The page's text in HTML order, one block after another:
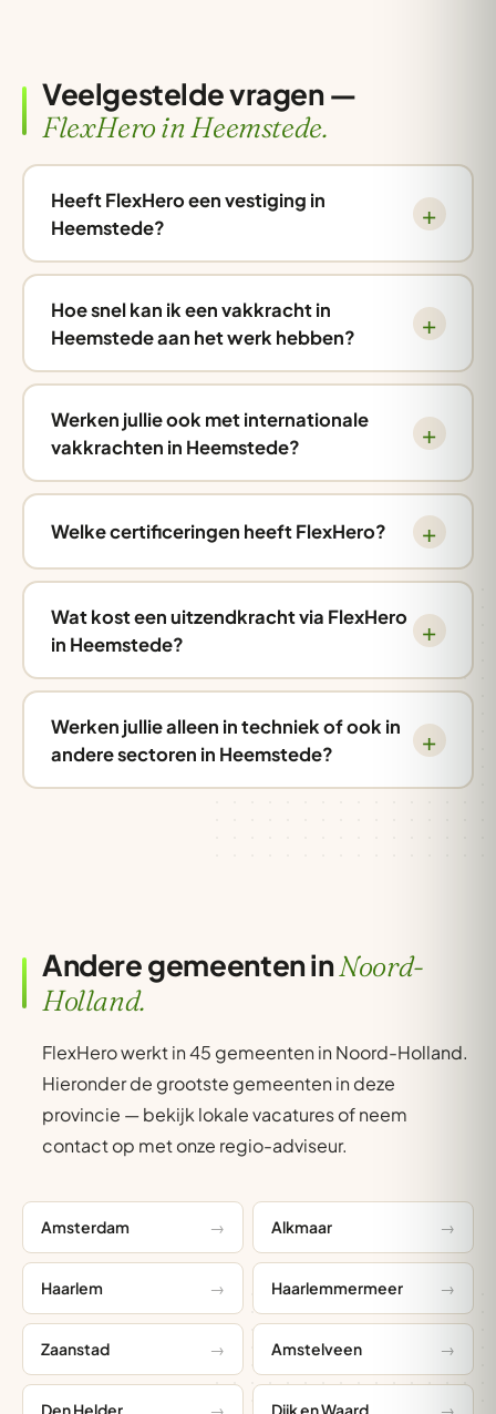
Veelgestelde vragen —
FlexHero in Heemstede.
Heeft FlexHero een vestiging in
Heemstede?
Hoe snel kan ik een vakkracht in
Heemstede aan het werk hebben?
Werken jullie ook met internationale
vakkrachten in Heemstede?
Welke certificeringen heeft FlexHero?
Wat kost een uitzendkracht via FlexHero
in Heemstede?
Werken jullie alleen in techniek of ook in
andere sectoren in Heemstede?
Andere gemeenten inNoord-
Holland.
FlexHero werkt in 45 gemeenten in Noord-Holland.
Hieronder de grootste gemeenten in deze
provincie — bekijk lokale vacatures of neem
contact op met onze regio-adviseur.
Amsterdam Alkmaar
Haarlem Haarlemmermeer
Zaanstad Amstelveen
Den Helder Dijk en Waard